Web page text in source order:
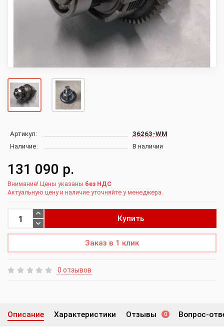
Артикул:
36263-WM
Наличие:
В наличии
131 090 р.
Внимание! Цены указаны без НДС
Актуальную цену и наличие уточняйте у менеджера.
Купить
Заказ в 1 клик
0 отзывов
Описание Характеристики Отзывы 0 Вопрос-